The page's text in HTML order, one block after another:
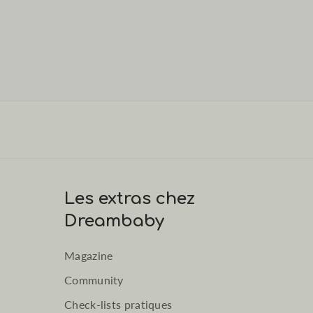
de perles de gel à l’intérieur (eau purifiée,
et latex.
pendant maximum 20 minutes à la fois.
Les extras chez
Dreambaby
Magazine
Community
Check-lists pratiques